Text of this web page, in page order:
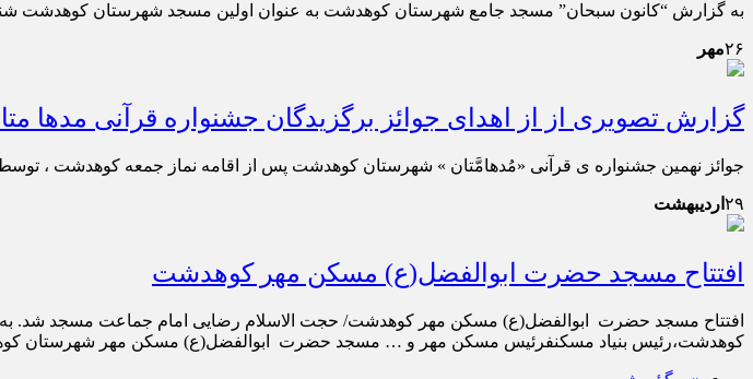
به گزارش “کانون سبحان” مسجد جامع شهرستان کوهدشت به عنوان اولین مسجد شهرستان کوهدشت شناخته می شود.
۲۶مهر
گزارش تصویری از از اهدای جوائز برگزیدگان جشنواره قرآنی مدها
جوائز نهمین جشنواره ی قرآنی «مُدهامَّتان » شهرستان کوهدشت پس از اقامه نماز جمعه کوهدشت ،
۲۹ اردیبهشت
افتتاح مسجد حضرت ابوالفضل(ع) مسکن مهر کوهدشت
افتتاح مسجد حضرت ابوالفضل(ع) مسکن مهر کوهدشت/ حجت الاسلام رضایی امام جماعت مسجد شد.
کوهدشت،رئیس بنیاد مسکنفرئیس مسکن مهر و … مسجد حضرت ابوالفضل(ع) مسکن مهر شهرستان